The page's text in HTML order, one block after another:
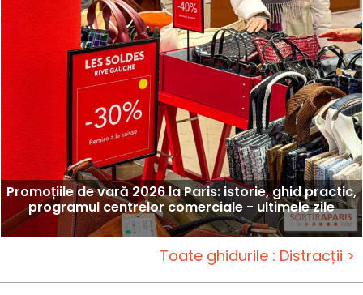
Promoțiile de vară 2026 la Paris: istorie, ghid practic,
programul centrelor comerciale - ultimele zile
Toate ghidurile : Distracții >